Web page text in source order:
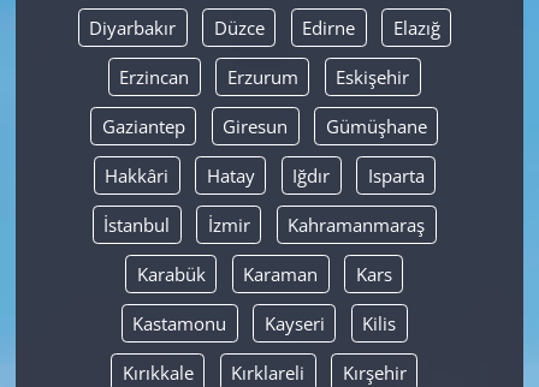
Diyarbakır Düzce Edirne Elazığ
Erzincan Erzurum Eskişehir
Gaziantep Giresun Gümüşhane
Hakkâri Hatay Iğdır Isparta
İstanbul İzmir Kahramanmaraş
Karabük Karaman Kars
Kastamonu Kayseri Kilis
Kırıkkale Kırklareli Kırşehir